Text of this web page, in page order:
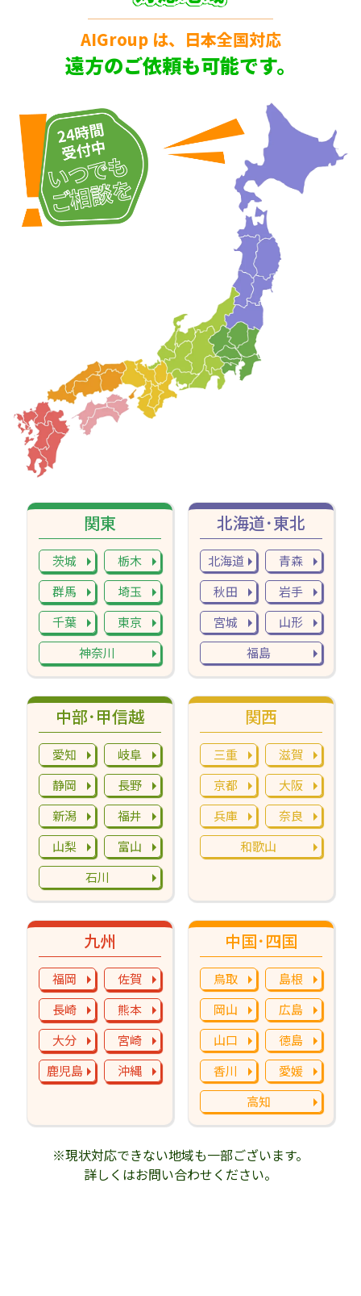
AIGroup は、日本全国対応
遠方のご依頼も可能です。
九州
福岡
佐賀
長崎
熊本
大分
宮崎
鹿児島
沖縄
中国･四国
鳥取
島根
岡山
広島
山口
徳島
香川
愛媛
高知
中部･甲信越
愛知
岐阜
静岡
長野
新潟
福井
山梨
富山
石川
関西
三重
滋賀
京都
大阪
兵庫
奈良
和歌山
関東
茨城
栃木
群馬
埼玉
千葉
東京
神奈川
北海道･東北
北海道
青森
秋田
岩手
宮城
山形
福島
※現状対応できない地域も一部ございます。
詳しくはお問い合わせください。